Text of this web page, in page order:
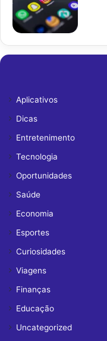
Aplicativos
Dicas
Entretenimento
Tecnologia
Oportunidades
Saúde
Economia
Esportes
Curiosidades
Viagens
Finanças
Educação
Uncategorized